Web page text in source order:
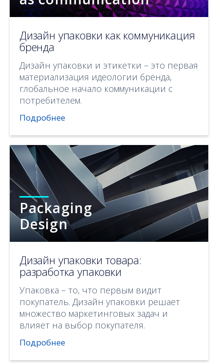
Дизайн упаковки как коммуникация
бренда
Дизайн упаковки и этикетки – это первая
материализация идеологии бренда,
глобальное начало коммуникации с
потребителем.
Подробнее
Packaging
Design
Дизайн упаковки товара:
разработка упаковки
Упаковка – то, что первым видит
покупатель. Дизайн упаковки решает
множество маркетинговых задач и
влияет на выбор покупателя.
Подробнее